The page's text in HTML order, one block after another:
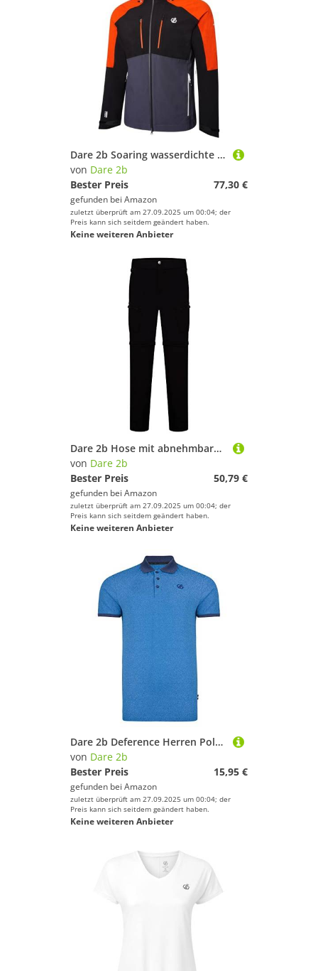
Dare 2b Soaring wasserdichte und atmungsaktive, technische Stretch-Jacke mit Kapuze und Zwei-Wege-Reißverschluss
von Dare 2b
Bester Preis
77,30 €
gefunden bei Amazon
zuletzt überprüft am 27.09.2025 um 00:04; der
Preis kann sich seitdem geändert haben.
Keine weiteren Anbieter
Dare 2b Hose mit abnehmbaren Beinen Tuned In Ii – Löcher – Hose mit abnehmbaren Beinen Tuned in II – Herren XXL Schwarz
von Dare 2b
Bester Preis
50,79 €
gefunden bei Amazon
zuletzt überprüft am 27.09.2025 um 00:04; der
Preis kann sich seitdem geändert haben.
Keine weiteren Anbieter
Dare 2b Deference Herren Poloshirt Lifestyle, 100% Baumwolle
von Dare 2b
Bester Preis
15,95 €
gefunden bei Amazon
zuletzt überprüft am 27.09.2025 um 00:04; der
Preis kann sich seitdem geändert haben.
Keine weiteren Anbieter